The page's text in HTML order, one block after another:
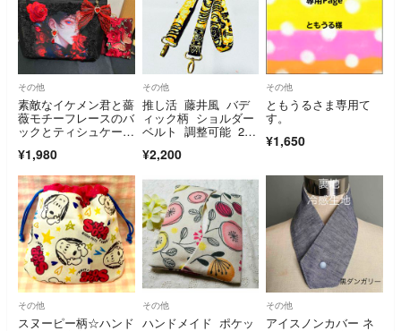
その他
素敵なイケメン君と薔
薇モチーフレースのバ
ックとティシュケース
¥1,980
その他
推し活 藤井風 バデ
ィック柄 ショルダー
ベルト 調整可能 2.5
グ ハンドメイド
¥2,200
その他
ともうるさま専用て
す。
¥1,650
その他
スヌーピー柄☆ハンド
その他
ハンドメイド ポケッ
その他
アイスノンカバー ネ